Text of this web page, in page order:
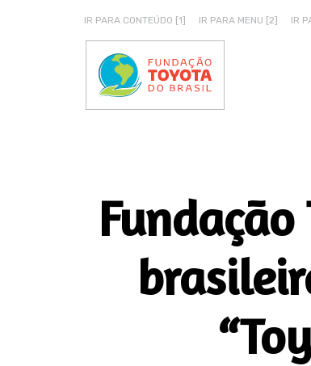
IR PARA CONTEÚDO [1] IR PARA MENU [2] IR